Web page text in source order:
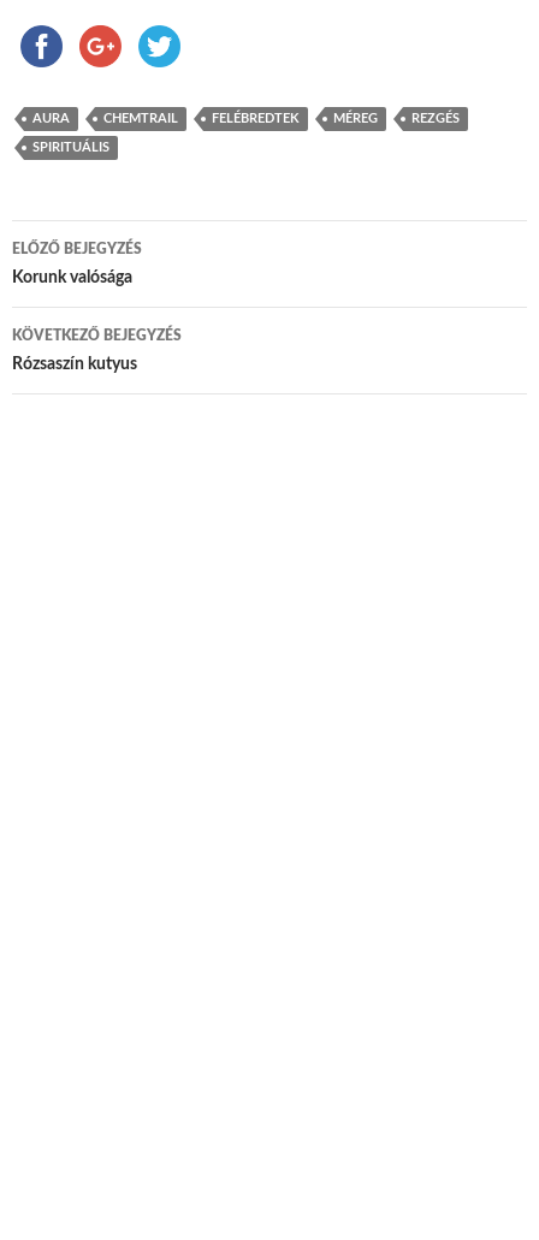
AURA CHEMTRAIL FELÉBREDTEK MÉREG REZGÉS
SPIRITUÁLIS
Bejegyzés navigáció
ELŐZŐ BEJEGYZÉS
Korunk valósága
KÖVETKEZŐ BEJEGYZÉS
Rózsaszín kutyus